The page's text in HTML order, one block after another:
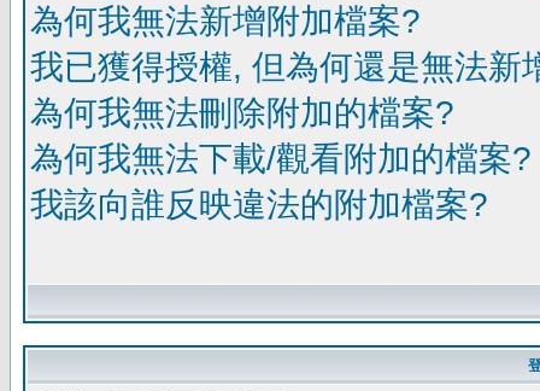
為何我無法新增附加檔案?
我已獲得授權, 但為何還是無法新
為何我無法刪除附加的檔案?
為何我無法下載/觀看附加的檔案?
我該向誰反映違法的附加檔案?